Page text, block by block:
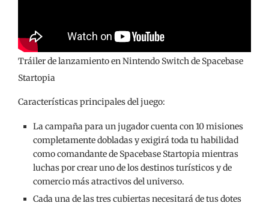
Tráiler de lanzamiento en Nintendo Switch de Spacebase
Startopia
Características principales del juego:
La campaña para un jugador cuenta con 10 misiones
completamente dobladas y exigirá toda tu habilidad
como comandante de Spacebase Startopia mientras
luchas por crear uno de los destinos turísticos y de
comercio más atractivos del universo.
Cada una de las tres cubiertas necesitará de tus dotes